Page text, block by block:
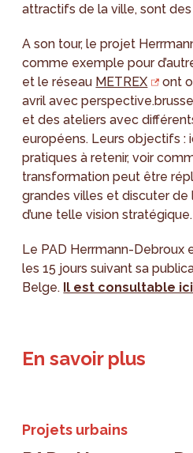
attractifs de la ville, sont des
A son tour, le projet
comme exemple pour
et le réseau METREX
ont
avril avec
et des ateliers avec
européens. Leurs objectifs :
pratiques à retenir, voir
transformation peut être
grandes villes et discuter de
d’une telle vision stratégique.
Le PAD Herrmann-Debroux
les 15 jours suivant sa
Belge. Il est consultable ici
En savoir plus
Projets urbains